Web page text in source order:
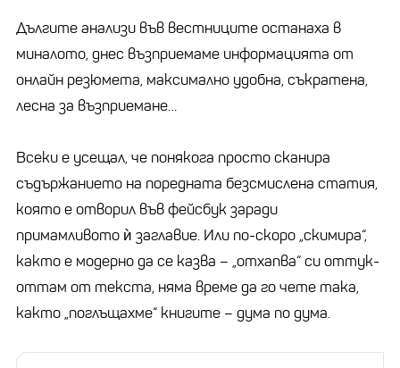
Дългите анализи във вестниците останаха в
миналото, днес възприемаме информацията от
онлайн резюмета, максимално удобна, съкратена,
лесна за възприемане…
Всеки е усещал, че понякога просто сканира
съдържанието на поредната безсмислена статия,
която е отворил във фейсбук заради
примамливото ѝ заглавие. Или по-скоро „скимира“,
както е модерно да се казва – „отхапва“ си оттук-
оттам от текста, няма време да го чете така,
както „поглъщахме“ книгите – дума по дума.